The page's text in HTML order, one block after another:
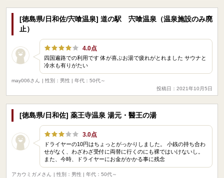
[徳島県/日和佐/宍喰温泉] 道の駅 宍喰温泉（温泉施設のみ廃
止）
4.0点
四国遍路での利用です 体が喜ぶお湯で疲れがとれました サウナと
冷水も有りがたい
may006さん | 性別：男性 | 年代：50代～
投稿日：2021年10月5日
[徳島県/日和佐] 薬王寺温泉 湯元・醫王の湯
3.0点
ドライヤーの10円はちょっとがっかりしました。 小銭の持ち合わ
せがなく、わざわざ受付に両替に行くのにも裸ではいけないし。
また、今時、ドライヤーにお金がかかる事に残念
アカウミガメさん | 性別：男性 | 年代：50代～